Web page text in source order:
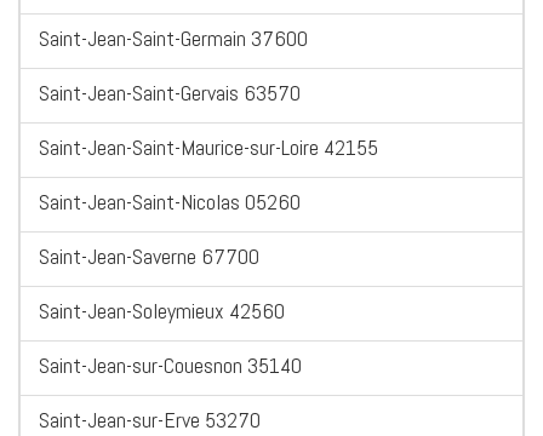
Saint-Jean-Saint-Germain 37600
Saint-Jean-Saint-Gervais 63570
Saint-Jean-Saint-Maurice-sur-Loire 42155
Saint-Jean-Saint-Nicolas 05260
Saint-Jean-Saverne 67700
Saint-Jean-Soleymieux 42560
Saint-Jean-sur-Couesnon 35140
Saint-Jean-sur-Erve 53270